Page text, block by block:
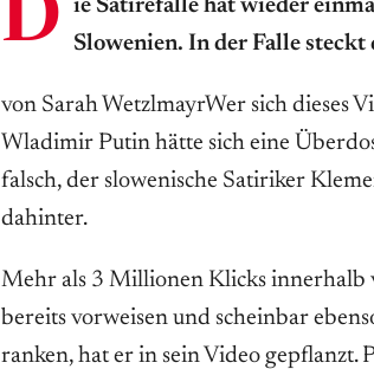
D ie Satirefalle hat wieder
Slowenien. In der Falle
von Sarah WetzlmayrWer sich dieses
Wladimir Putin hätte sich eine
falsch, der slowenische Satiriker
dahinter.
Mehr als 3 Millionen Klicks innerhalb
bereits vorweisen und scheinbar
ranken, hat er in sein Video